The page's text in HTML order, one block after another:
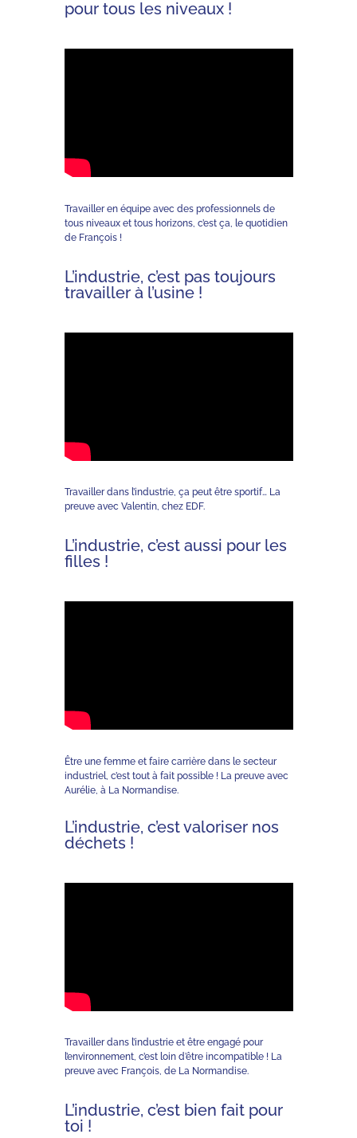
pour tous les niveaux !
Travailler en équipe avec des professionnels de
tous niveaux et tous horizons, c’est ça, le quotidien
de François !
L’industrie, c’est pas toujours
travailler à l’usine !
Travailler dans l’industrie, ça peut être sportif… La
preuve avec Valentin, chez EDF.
L’industrie, c’est aussi pour les
filles !
Être une femme et faire carrière dans le secteur
industriel, c’est tout à fait possible ! La preuve avec
Aurélie, à La Normandise.
L’industrie, c’est valoriser nos
déchets !
Travailler dans l’industrie et être engagé pour
l’environnement, c’est loin d’être incompatible ! La
preuve avec François, de La Normandise.
L’industrie, c’est bien fait pour
toi !